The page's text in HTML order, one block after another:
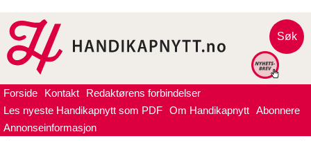
Søk
Forside Kontakt
Redaktørens forbindelser
Les nyeste Handikapnytt som PDF Om Handikapnytt Abonnere
Annonseinformasjon